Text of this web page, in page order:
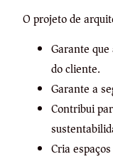
O projeto de
Garante
do cliente.
Garante a
Contribui
Cria